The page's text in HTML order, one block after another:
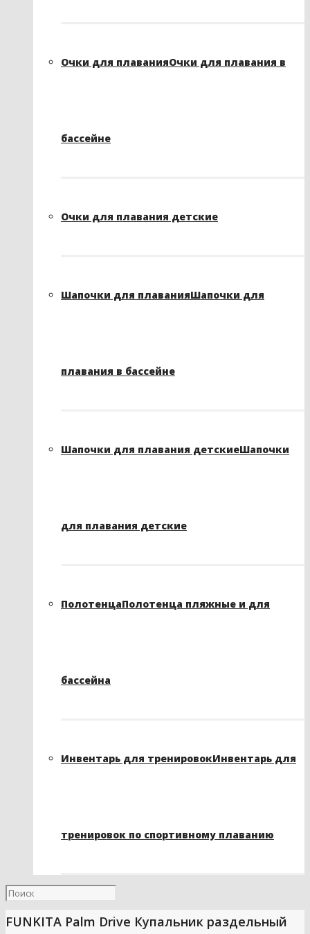
Очки для плаванияОчки для плавания в
бассейне
Очки для плавания детские
Шапочки для плаванияШапочки для
плавания в бассейне
Шапочки для плавания детскиеШапочки
для плавания детские
ПолотенцаПолотенца пляжные и для
бассейна
Инвентарь для тренировокИнвентарь для
тренировок по спортивному плаванию
FUNKITA Palm Drive Купальник раздельный